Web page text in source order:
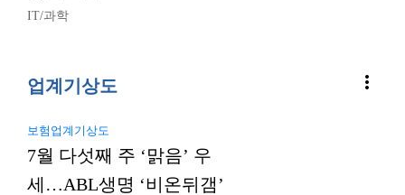
IT/과학
업계기상도 more_vert
보험업계기상도
7월 다섯째 주 ‘맑음’ 우
세…ABL생명 ‘비온뒤갬’